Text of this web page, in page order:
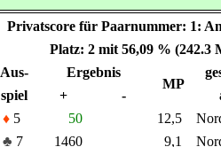
Privatscore für Paarnummer: 1:
Platz: 2 mit 56,09 % (242.3
Aus- Ergebnis
MP
spiel
+ -
♦ 5 50 12,5
♣ 7 1460 9,1